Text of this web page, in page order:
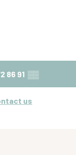
72 86 91 ▒▒
us